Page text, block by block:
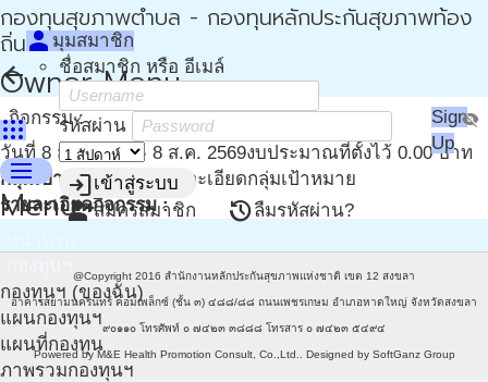
กองทุนสุขภาพตำบล - กองทุนหลักประกันสุขภาพท้อง
ถิ่น - กปท
Owner Menu
apps
person มุมสมาชิก
ชื่อสมาชิก หรือ อีเมล์
รหัสผ่าน visibility_off
loginเข้าสู่ระบบ
person_addสมัครสมาชิก restoreลืมรหัสผ่าน?
Sign
Up
menu
Menu
กองทุนฯ (ของฉัน)
แผนกองทุนฯ
แผนที่กองทุน
ภาพรวมกองทุนฯ
arrow_back
กิจกรรม :
วันที่ 8 ส.ค. 2569 - 8 ส.ค. 2569งบประมาณที่ตั้งไว้ 0.00 บาท
กลุ่มเป้าหมาย0 คนรายละเอียดกลุ่มเป้าหมาย
รายละเอียดกิจกรรม :
@Copyright 2016 สำนักงานหลักประกันสุขภาพแห่งชาติ เขต 12 สงขลา
อาคารสยามนครินทร์ คอมเพล็กซ์ (ชั้น ๓) ๔๘๘/๘๘ ถนนเพชรเกษม อำเภอหาดใหญ่ จังหวัดสงขลา
๙๐๑๑๐ โทรศัพท์ ๐ ๗๔๒๓ ๓๘๘๘ โทรสาร ๐ ๗๔๒๓ ๕๔๙๔
Powered byM&E Health Promotion Consult, Co.,Ltd. . Designed by SoftGanz Group